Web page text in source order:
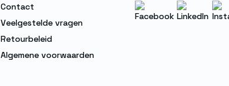
Contact
Veelgestelde vragen
Retourbeleid
Algemene voorwaarden